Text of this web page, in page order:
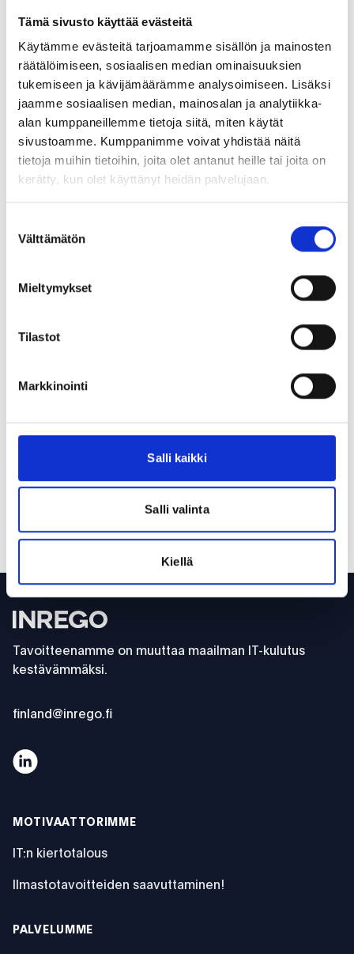
Tämä sivusto käyttää evästeitä
Käytämme evästeitä tarjoamamme sisällön ja mainosten
räätälöimiseen, sosiaalisen median ominaisuuksien
tukemiseen ja kävijämäärämme analysoimiseen. Lisäksi
jaamme sosiaalisen median, mainosalan ja analytiikka-
alan kumppaneillemme tietoja siitä, miten käytät
sivustoamme. Kumppanimme voivat yhdistää näitä
tietoja muihin tietoihin, joita olet antanut heille tai joita on
kerätty, kun olet käyttänyt heidän palvelujaan.
valinta
Välttämätön
Mieltymykset
Tilastot
Markkinointi
Salli kaikki
Salli valinta
Kiellä
Isabell Millestu
isabell.millestu@inrego.se
Edellinen
Tilannekatsaus Suomen
Seuraava
Black is nothing - CIRCULAR
Footer
Inrego
Tavoitteenamme on muuttaa maailman IT-kulutus
kestävämmäksi.
finland@inrego.fi
12% palveluyrityksen ilmastovaikutuksista aiheutuu IT:stä
MOTIVAATTORIMME
IT:n kiertotalous
Ilmastotavoitteiden saavuttaminen!
PALVELUMME